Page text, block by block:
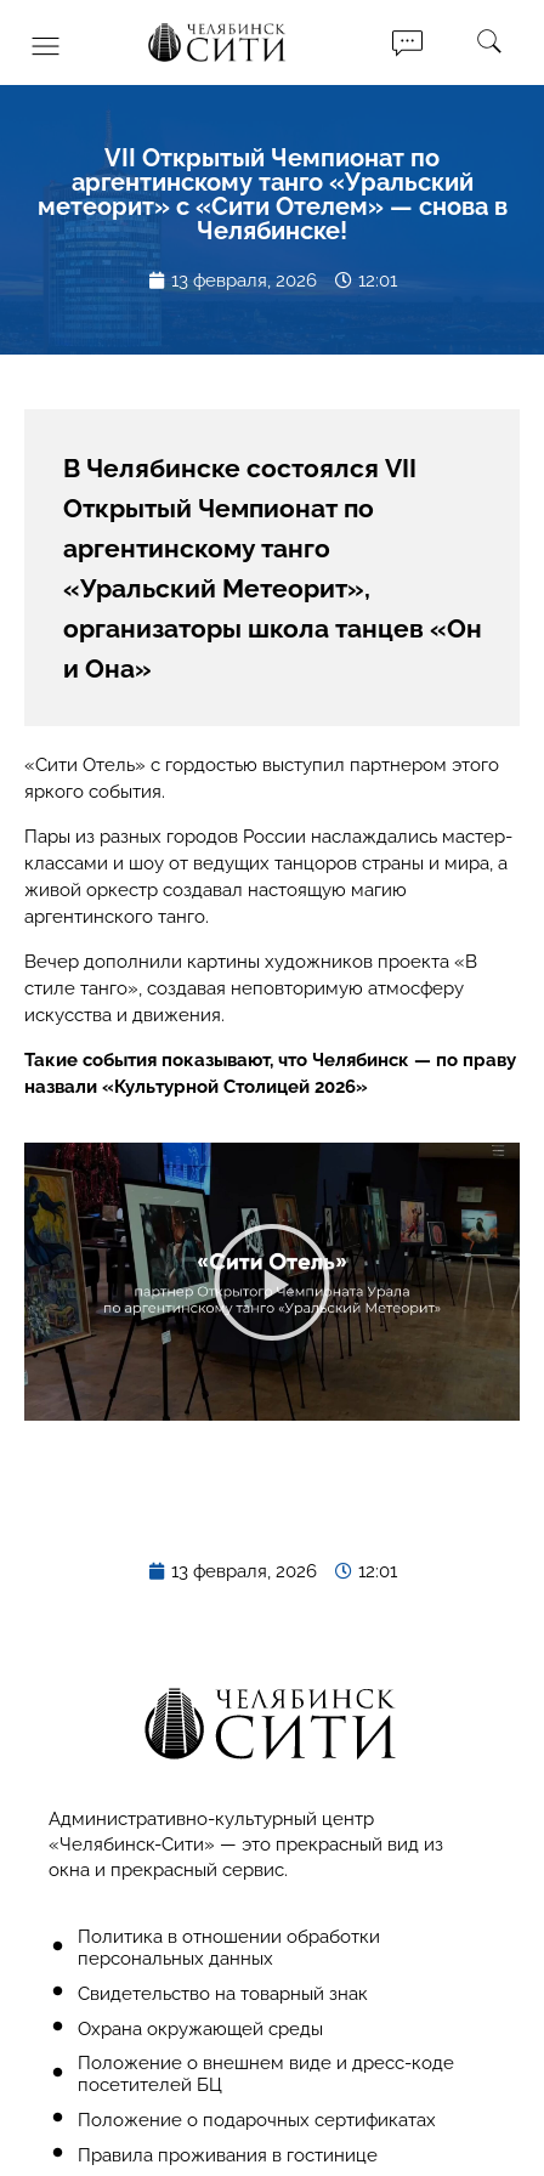
VII Открытый Чемпионат по
аргентинскому танго «Уральский
метеорит» с «Сити Отелем» — снова в
Челябинске!
13 февраля, 2026 12:01
В Челябинске состоялся VII
Открытый Чемпионат по
аргентинскому танго
«Уральский Метеорит»,
организаторы школа танцев «Он
и Она»
«Сити Отель» с гордостью выступил партнером этого
яркого события.
Пары из разных городов России наслаждались мастер-
классами и шоу от ведущих танцоров страны и мира, а
живой оркестр создавал настоящую магию
аргентинского танго.
Вечер дополнили картины художников проекта «В
стиле танго», создавая неповторимую атмосферу
искусства и движения.
Такие события показывают, что Челябинск — по праву
назвали «Культурной Столицей 2026»
13 февраля, 2026 12:01
Административно-культурный центр
«Челябинск-Сити» — это прекрасный вид из
окна и прекрасный сервис.
Политика в отношении обработки
персональных данных
Cвидетельство на товарный знак
Охрана окружающей среды
Положение о внешнем виде и дресс-коде
посетителей БЦ
Положение о подарочных сертификатах
Правила проживания в гостинице